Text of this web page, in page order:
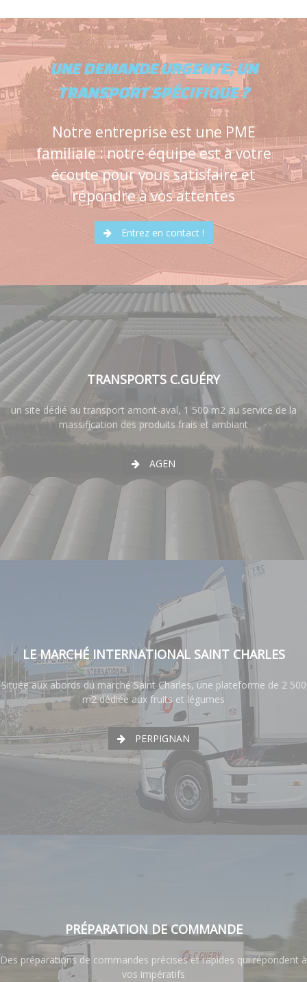
UNE DEMANDE URGENTE, UN
TRANSPORT SPÉCIFIQUE ?
Notre entreprise est une PME
familiale : notre équipe est à votre
écoute pour vous satisfaire et
répondre à vos attentes
Entrez en contact !
TRANSPORTS C.GUÉRY
un site dédié au transport amont-aval, 1 500 m2 au service de la
massification des produits frais et ambiant
AGEN
LE MARCHÉ INTERNATIONAL SAINT CHARLES
Située aux abords du marché Saint Charles, une plateforme de 2 500
m2 dédiée aux fruits et légumes
PERPIGNAN
PRÉPARATION DE COMMANDE
Des préparations de commandes précises et rapides qui répondent à
vos impératifs